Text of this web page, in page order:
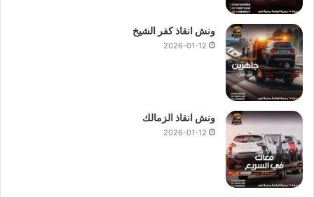
ونش انقاذ كفر الشيخ
2026-01-12
ونش انقاذ الزمالك
2026-01-12